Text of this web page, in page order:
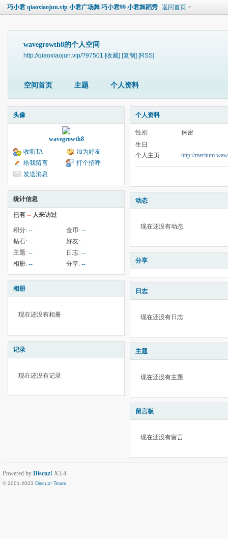
巧小君 qiaoxiaojun.vip 小君广场舞 巧小君99 小君舞蹈秀 返回首页
wavegrowth8的个人空间
http://qiaoxiaojun.vip/?97501 [收藏] [复制] [RSS]
空间首页 主题 个人资料
头像
wavegrowth8
收听TA
加为好友
给我留言
打个招呼
发送消息
统计信息
已有 -- 人来访过
积分: -- 金币: --
钻石: -- 好友: --
主题: -- 日志: --
相册: -- 分享: --
相册
现在还没有相册
记录
现在还没有记录
个人资料
性别
保密
生日
个人主页
http://
动态
现在还没有动态
分享
日志
现在还没有日志
主题
现在还没有主题
留言板
现在还没有留言
Powered by Discuz! X3.4
© 2001-2023 Discuz! Team